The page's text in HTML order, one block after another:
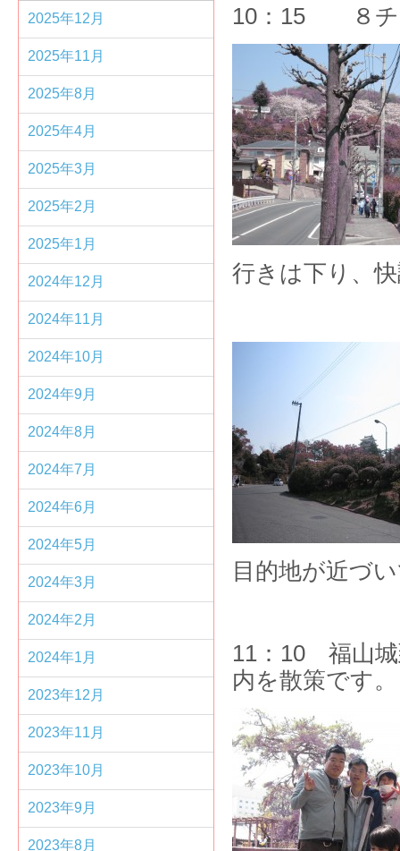
10：15 ８チ
行きは下り、
目的地が近づ
11：10 福山城
内を散策です。
2025年12月
2025年11月
2025年8月
2025年4月
2025年3月
2025年2月
2025年1月
2024年12月
2024年11月
2024年10月
2024年9月
2024年8月
2024年7月
2024年6月
2024年5月
2024年3月
2024年2月
2024年1月
2023年12月
2023年11月
2023年10月
2023年9月
2023年8月